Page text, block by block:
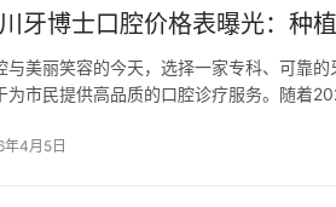
牙博士口腔价格表曝光：种
与美丽笑容的今天，选择一家专科、可靠
为市民提供高品质的口腔诊疗服务。随着
年4月5日